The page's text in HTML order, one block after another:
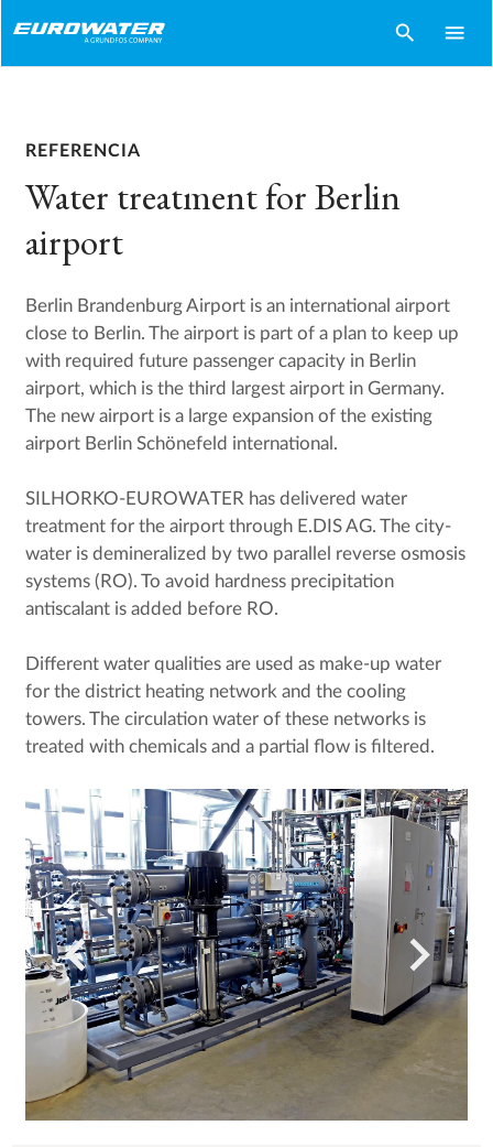
search menu
REFERENCIA
Water treatment for Berlin
airport
Berlin Brandenburg Airport is an international airport
close to Berlin. The airport is part of a plan to keep up
with required future passenger capacity in Berlin
airport, which is the third largest airport in Germany.
The new airport is a large expansion of the existing
airport Berlin Schönefeld international.
SILHORKO-EUROWATER has delivered water
treatment for the airport through E.DIS AG. The city-
water is demineralized by two parallel reverse osmosis
systems (RO). To avoid hardness precipitation
antiscalant is added before RO.
Different water qualities are used as make-up water
for the district heating network and the cooling
towers. The circulation water of these networks is
treated with chemicals and a partial flow is filtered.